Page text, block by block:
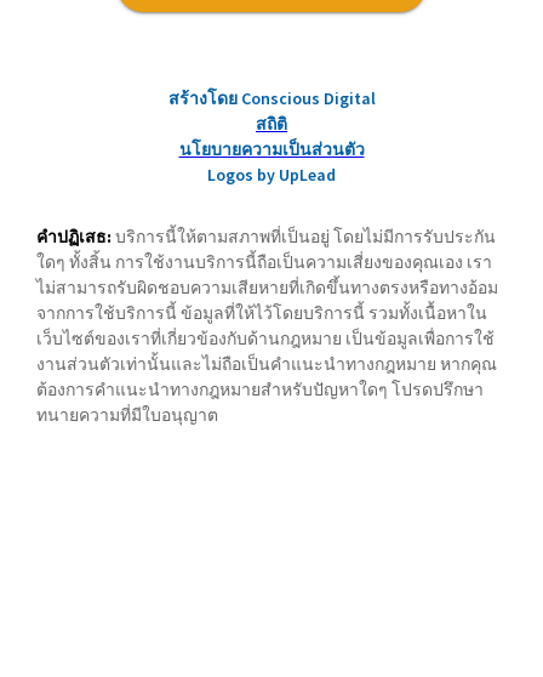
สร้างโดย Conscious Digital
สถิติ
นโยบายความเป็นส่วนตัว
Logos by UpLead
คำปฏิเสธ: บริการนี้ให้ตามสภาพที่เป็นอยู่ โดยไม่มีการรับประกัน
ใดๆ ทั้งสิ้น การใช้งานบริการนี้ถือเป็นความเสี่ยงของคุณเอง เรา
ไม่สามารถรับผิดชอบความเสียหายที่เกิดขึ้นทางตรงหรือทางอ้อม
จากการใช้บริการนี้ ข้อมูลที่ให้ไว้โดยบริการนี้ รวมทั้งเนื้อหาใน
เว็บไซต์ของเราที่เกี่ยวข้องกับด้านกฎหมาย เป็นข้อมูลเพื่อการใช้
งานส่วนตัวเท่านั้นและไม่ถือเป็นคำแนะนำทางกฎหมาย หากคุณ
ต้องการคำแนะนำทางกฎหมายสำหรับปัญหาใดๆ โปรดปรึกษา
ทนายความที่มีใบอนุญาต